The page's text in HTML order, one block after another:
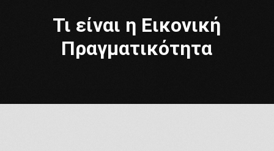
Τι είναι η Εικονική
Πραγματικότητα